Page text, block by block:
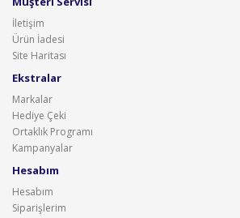
İletişim
Ürün İadesi
Site Haritası
Ekstralar
Markalar
Hediye Çeki
Ortaklık Programı
Kampanyalar
Hesabım
Hesabım
Siparişlerim